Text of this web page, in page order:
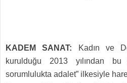
KADEM SANAT:
Kadın ve
kurulduğu 2013 yılından
sorumlulukta adalet” ilkesiyle